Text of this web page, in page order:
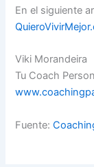
En el siguiente
Viki Morandeira
Tu Coach
Fuente: